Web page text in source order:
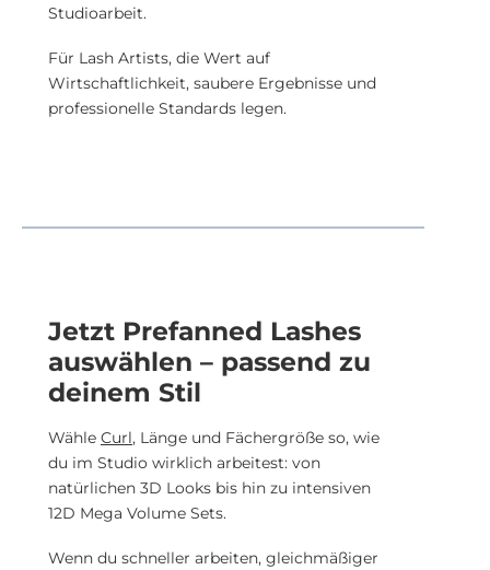
Studioarbeit.
Für Lash Artists, die Wert auf
Wirtschaftlichkeit, saubere Ergebnisse und
professionelle Standards legen.
Jetzt Prefanned Lashes
auswählen – passend zu
deinem Stil
Wähle Curl, Länge und Fächergröße so, wie
du im Studio wirklich arbeitest: von
natürlichen 3D Looks bis hin zu intensiven
12D Mega Volume Sets.
Wenn du schneller arbeiten, gleichmäßiger